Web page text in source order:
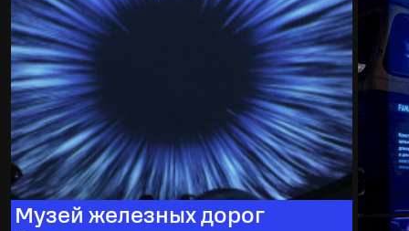
Музей железных дорог